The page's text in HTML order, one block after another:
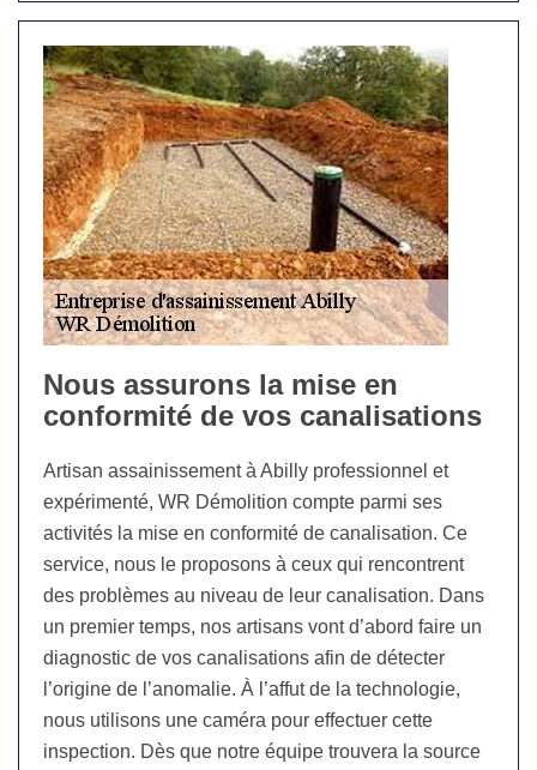
Nous assurons la mise en
conformité de vos canalisations
Artisan assainissement à Abilly professionnel et
expérimenté, WR Démolition compte parmi ses
activités la mise en conformité de canalisation. Ce
service, nous le proposons à ceux qui rencontrent
des problèmes au niveau de leur canalisation. Dans
un premier temps, nos artisans vont d’abord faire un
diagnostic de vos canalisations afin de détecter
l’origine de l’anomalie. À l’affut de la technologie,
nous utilisons une caméra pour effectuer cette
inspection. Dès que notre équipe trouvera la source